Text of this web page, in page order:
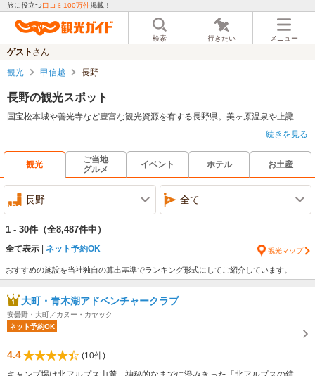
旅に役立つ口コミ100万件掲載！
検索 行きたい メニュー
ゲスト さん
観光 甲信越 長野
長野の観光スポット
国宝松本城や善光寺など豊富な観光資源を有する長野県。美ヶ原温泉や上諏訪温泉などの温泉も豊富で、湯治を目的とした旅行者も大勢足を運んでいる。ウィンタースポーツイベントも数多く開催されている長野県には北信州を中心に数々のスキー場も有しており、レジャーやアクティビティを楽しむにも最適な環境だ。信州そばやおやきを代表とする長野グルメも舌鼓を打つこと間違いなしだろう。
続きを見る
観光
ご当地
グルメ
イベント ホテル お土産
長野 全て
1 - 30件 （全8,487件中）
全て表示 ネット予約OK 観光マップ
おすすめの施設を当社独自の算出基準でランキング形式にしてご紹介しています。
大町・青木湖アドベンチャークラブ
安曇野・大町／カヌー・カヤック
ネット予約OK
4.4
(10件)